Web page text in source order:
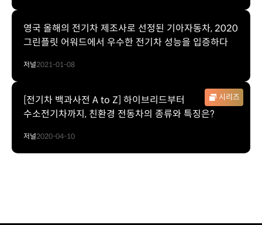
영국 올해의 전기차 제조사로 선정된 기아자동차, 2020
그린플릿 어워드에서 우수한 전기차 성능을 입증하다
저널2021-01-08
시리즈
[전기차 백과사전 A to Z] 하이브리드부터
수소전기차까지, 친환경 전동차의 종류와 특징은?
저널2020-04-10